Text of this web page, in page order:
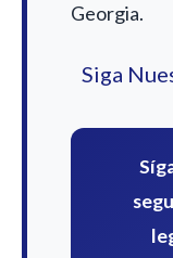
Georgia.
Siga